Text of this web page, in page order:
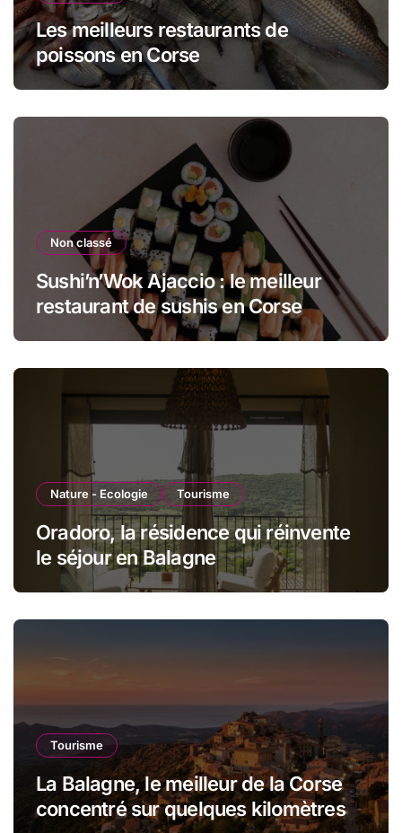
Les meilleurs restaurants de
poissons en Corse
Non classé
Sushi’n’Wok Ajaccio : le meilleur
restaurant de sushis en Corse
Nature - Ecologie Tourisme
Oradoro, la résidence qui réinvente
le séjour en Balagne
Tourisme
La Balagne, le meilleur de la Corse
concentré sur quelques kilomètres